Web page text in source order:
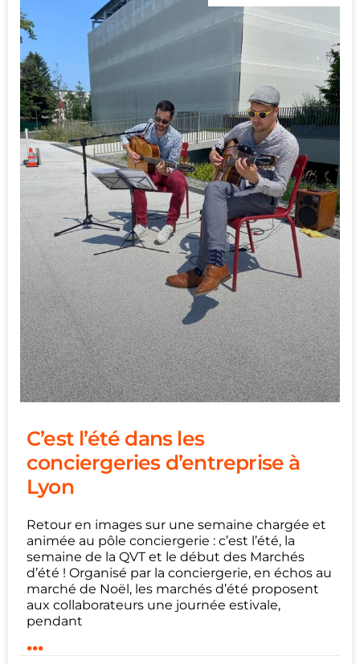
C’est l’été dans les
conciergeries d’entreprise à
Lyon
Retour en images sur une semaine chargée et
animée au pôle conciergerie : c’est l’été, la
semaine de la QVT et le début des Marchés
d’été ! Organisé par la conciergerie, en échos au
marché de Noël, les marchés d’été proposent
aux collaborateurs une journée estivale,
pendant
...